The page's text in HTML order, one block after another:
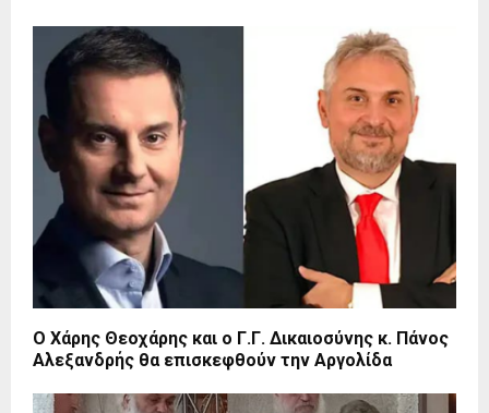
O Χάρης Θεοχάρης και ο Γ.Γ. Δικαιοσύνης κ. Πάνος
Αλεξανδρής θα επισκεφθούν την Αργολίδα